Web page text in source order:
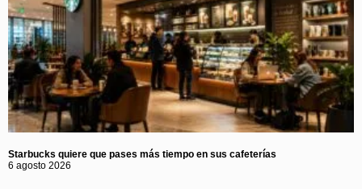
Starbucks quiere que pases más tiempo en sus cafeterías
6 agosto 2026